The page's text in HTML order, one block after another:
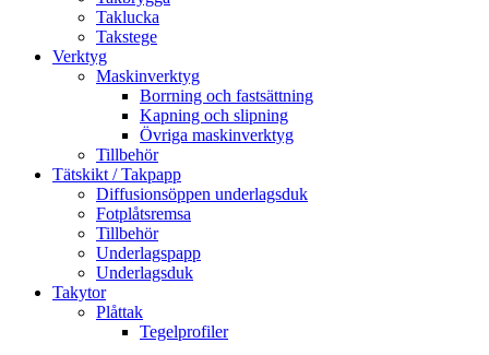
Taklucka
Takstege
Verktyg
Maskinverktyg
Borrning och fastsättning
Kapning och slipning
Övriga maskinverktyg
Tillbehör
Tätskikt / Takpapp
Diffusionsöppen underlagsduk
Fotplåtsremsa
Tillbehör
Underlagspapp
Underlagsduk
Takytor
Plåttak
Tegelprofiler